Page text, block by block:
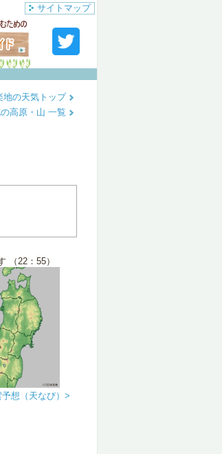
サイトマップ
地の天気トップ
高原・山 一覧
（22：55）
想（天なび）>